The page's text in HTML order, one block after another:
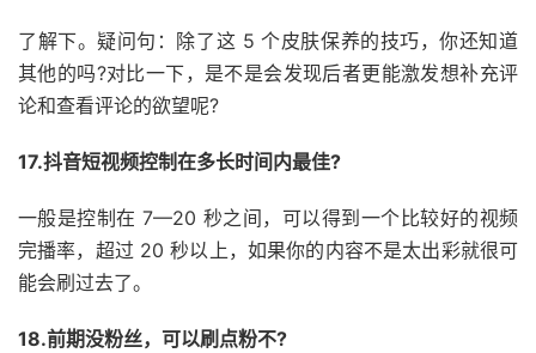
了解下。疑问句：除了这 5 个皮肤保养的技巧，你还知道
其他的吗?对比一下，是不是会发现后者更能激发想补充评
论和查看评论的欲望呢?
17.抖音短视频控制在多长时间内最佳?
一般是控制在 7—20 秒之间，可以得到一个比较好的视频
完播率，超过 20 秒以上，如果你的内容不是太出彩就很可
能会刷过去了。
18.前期没粉丝，可以刷点粉不?